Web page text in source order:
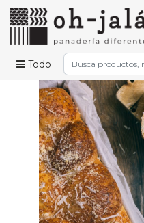
Todo